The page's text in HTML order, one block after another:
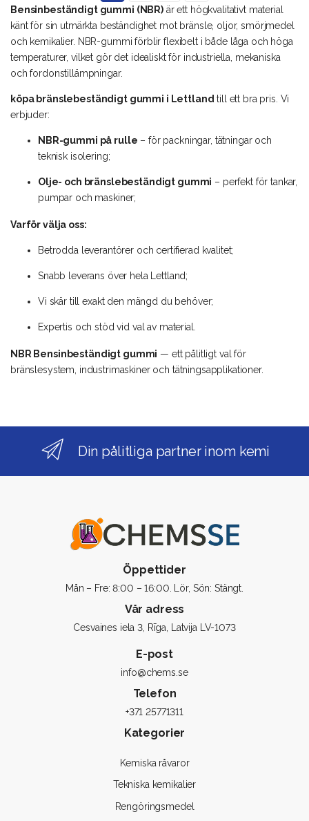
Bensinbeständigt gummi (NBR)är ett högkvalitativt material
känt för sin utmärkta beständighet mot bränsle, oljor, smörjmedel
och kemikalier. NBR-gummi förblir flexibelt i både låga och höga
temperaturer, vilket gör det idealiskt för industriella, mekaniska
och fordonstillämpningar.
köpa bränslebeständigt gummi i Lettland till ett bra pris. Vi
erbjuder:
NBR-gummi på rulle – för packningar, tätningar och
teknisk isolering;
Olje- och bränslebeständigt gummi – perfekt för tankar,
pumpar och maskiner;
Varför välja oss:
Betrodda leverantörer och certifierad kvalitet;
Snabb leverans över hela Lettland;
Vi skär till exakt den mängd du behöver;
Expertis och stöd vid val av material.
NBR Bensinbeständigt gummi — ett pålitligt val för
bränslesystem, industrimaskiner och tätningsapplikationer.
Din pålitliga partner inom kemi
Öppettider
Mån – Fre: 8:00 – 16:00. Lör, Sön: Stängt.
Vår adress
Cesvaines iela 3, Rīga, Latvija LV-1073
E-post
info@chems.se
Telefon
+371 25771311
Kategorier
Kemiska råvaror
Tekniska kemikalier
Rengöringsmedel